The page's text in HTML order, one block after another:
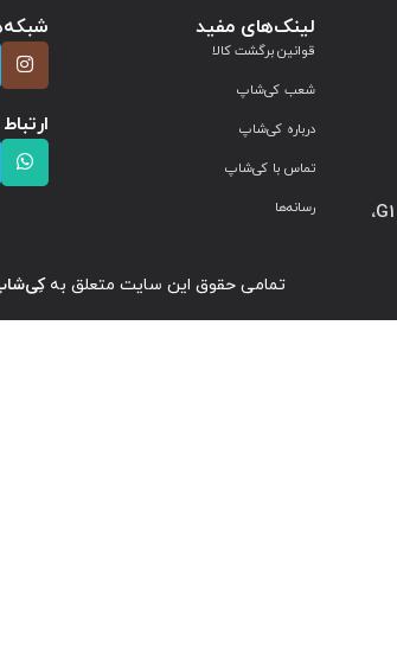
آدرس: تهران، بزرگراه شهید خرازی، مجتمع ایران مال، طبقه G1،
لینک‌های مفید
قوانین برگشت کالا
شعب کی‌شاپ
درباره کی‌شاپ
تماس با کی‌شاپ
رسانه‌ها
تمامی حقوق این سایت متعلق به